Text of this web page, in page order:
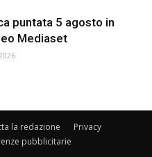
puntata 5 agosto in
Mediaset
la redazione
Privacy
pubblicitarie